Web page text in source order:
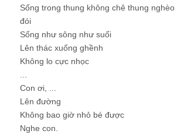
Sống trong thung không chê thung nghèo
đói
Sống như sông như suối
Lên thác xuống ghềnh
Không lo cực nhọc
Con ơi, ...
Lên đường
Không bao giờ nhỏ bé được
Nghe con.